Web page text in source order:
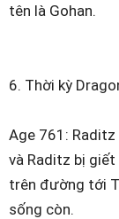
tên là Gohan.
6. Thời kỳ
Age 761:
và Raditz bị
trên đường tới
sống còn.